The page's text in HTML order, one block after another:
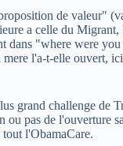
de valeur"
a celle du Migrant,
dans "where were
mere l'a-t-elle ouvert,
grand challenge de
ou pas de l'ouverture
tout l'ObamaCare.